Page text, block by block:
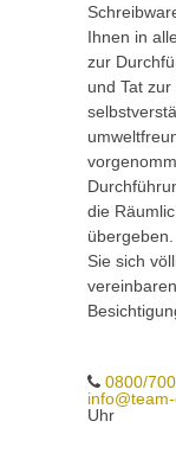
Ihnen in
zur
und Tat
die
Sie sich
0800/
Uhr